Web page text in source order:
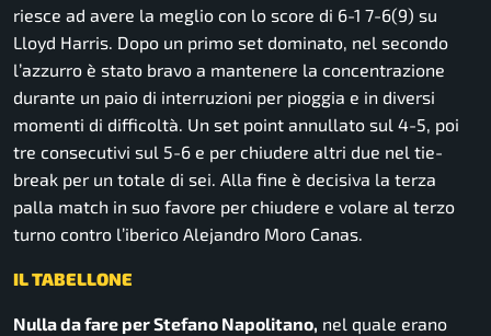
riesce ad avere la meglio con lo score di 6-1 7-6(9) su
Lloyd Harris. Dopo un primo set dominato, nel secondo
l’azzurro è stato bravo a mantenere la concentrazione
durante un paio di interruzioni per pioggia e in diversi
momenti di difficoltà. Un set point annullato sul 4-5, poi
tre consecutivi sul 5-6 e per chiudere altri due nel tie-
break per un totale di sei. Alla fine è decisiva la terza
palla match in suo favore per chiudere e volare al terzo
turno contro l’iberico Alejandro Moro Canas.
IL TABELLONE
Nulla da fare per Stefano Napolitano, nel quale erano